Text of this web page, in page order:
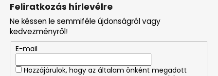
Feliratkozás hírlevélre
Ne késsen le semmiféle újdonságról vagy
kedvezményről!
E-mail
Hozzájárulok, hogy az általam önként megadott